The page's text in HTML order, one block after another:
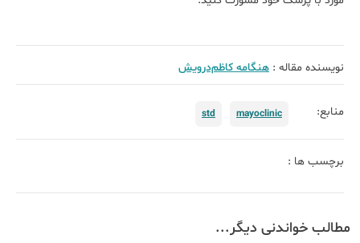
نویسنده مقاله : هنگامه کاظم‌درویش
منابع: mayoclinic
std
برچسب ها :
مطالب خواندنی دیگر...